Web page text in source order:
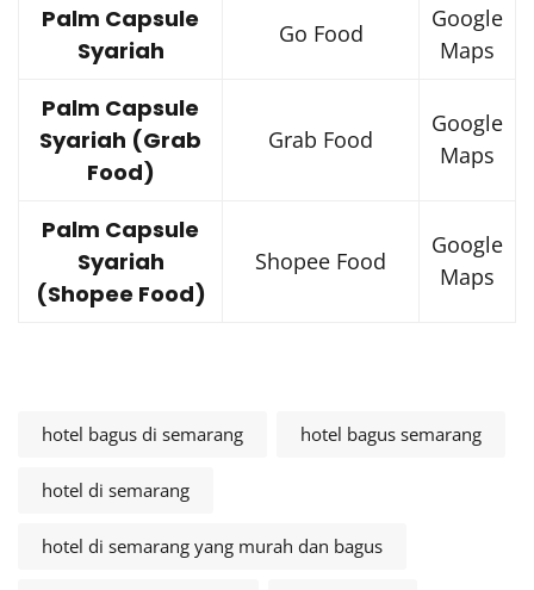
Palm Capsule
Syariah
Go Food
Google
Maps
Palm Capsule
Syariah (Grab
Food)
Grab Food
Google
Maps
Palm Capsule
Syariah
(Shopee Food)
Shopee Food
Google
Maps
hotel bagus di semarang hotel bagus semarang
hotel di semarang
hotel di semarang yang murah dan bagus